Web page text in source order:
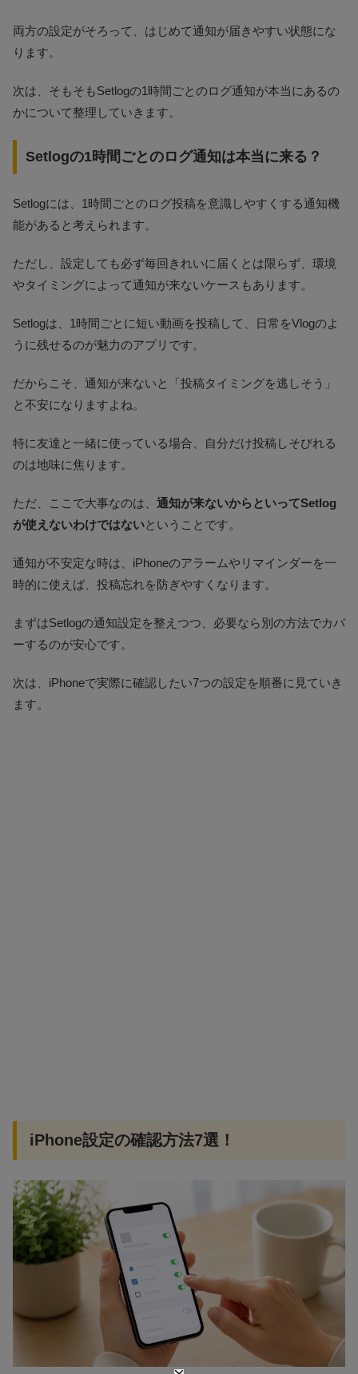
両方の設定がそろって、はじめて通知が届きやすい状態にな
ります。
次は、そもそもSetlogの1時間ごとのログ通知が本当にあるの
かについて整理していきます。
Setlogの1時間ごとのログ通知は本当に来る？
Setlogには、1時間ごとのログ投稿を意識しやすくする通知機
能があると考えられます。
ただし、設定しても必ず毎回きれいに届くとは限らず、環境
やタイミングによって通知が来ないケースもあります。
Setlogは、1時間ごとに短い動画を投稿して、日常をVlogのよ
うに残せるのが魅力のアプリです。
だからこそ、通知が来ないと「投稿タイミングを逃しそう」
と不安になりますよね。
特に友達と一緒に使っている場合、自分だけ投稿しそびれる
のは地味に焦ります。
ただ、ここで大事なのは、 通知が来ないからといってSetlog
が使えないわけではないということです。
通知が不安定な時は、iPhoneのアラームやリマインダーを一
時的に使えば、投稿忘れを防ぎやすくなります。
まずはSetlogの通知設定を整えつつ、必要なら別の方法でカバ
ーするのが安心です。
次は、iPhoneで実際に確認したい7つの設定を順番に見ていき
ます。
iPhone設定の確認方法7選！